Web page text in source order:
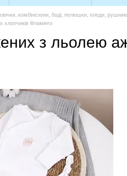
комбінезони, боді, пелюшки, пледи,
хлопчиків Фламінго
з льолею